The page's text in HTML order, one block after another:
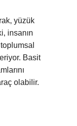
yüzük
insanın
Basit
olabilir.